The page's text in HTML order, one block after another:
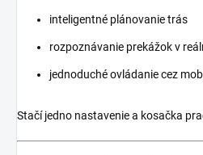
inteligentné plánovanie trás
rozpoznávanie prekážok v
jednoduché ovládanie cez
Stačí jedno nastavenie a kosačka